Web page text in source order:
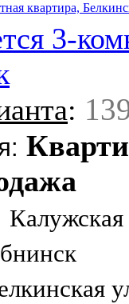
квартира,
:
Калужская